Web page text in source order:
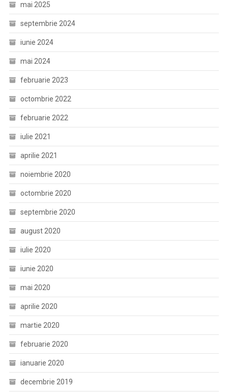
mai 2025
septembrie 2024
iunie 2024
mai 2024
februarie 2023
octombrie 2022
februarie 2022
iulie 2021
aprilie 2021
noiembrie 2020
octombrie 2020
septembrie 2020
august 2020
iulie 2020
iunie 2020
mai 2020
aprilie 2020
martie 2020
februarie 2020
ianuarie 2020
decembrie 2019